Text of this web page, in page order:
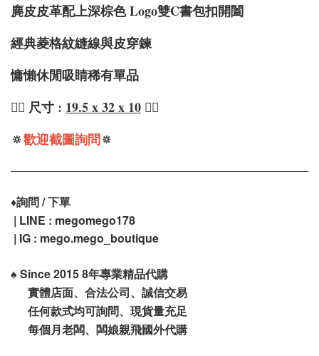
麂皮皮革配上深棕色 Logo雙C書包扣開闔
經典菱格紋縫線與皮穿鍊
慵懶休閒吸睛稀有單品
❤️‍🔥 尺寸 : 19.5 x 32 x 10 ❤️‍🔥
🔅歡迎截圖詢問🔅
♦️詢問 / 下單
| LINE : megomego178
| IG : mego.mego_boutique
♠️ Since 2015 8年專業精品代購
實體店面、合法公司、誠信交易
任何款式均可詢問、現貨量充足
每個月老闆、闆娘親飛國外代購